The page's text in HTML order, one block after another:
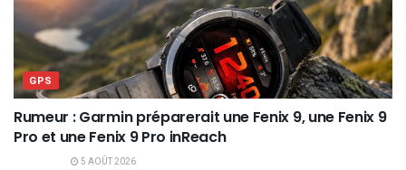
GPS
Rumeur : Garmin préparerait une Fenix 9, une Fenix 9
Pro et une Fenix 9 Pro inReach
5 AOÛT 2026